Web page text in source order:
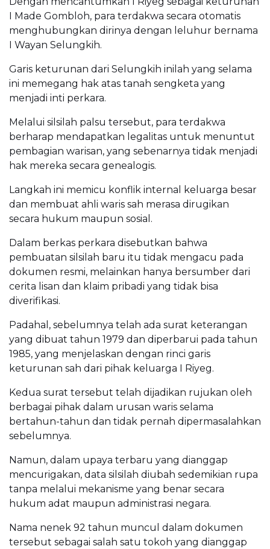
I Made Gombloh, para terdakwa secara otomatis
menghubungkan dirinya dengan leluhur bernama
I Wayan Selungkih.
Garis keturunan dari Selungkih inilah yang selama
ini memegang hak atas tanah sengketa yang
menjadi inti perkara.
Melalui silsilah palsu tersebut, para terdakwa
berharap mendapatkan legalitas untuk menuntut
pembagian warisan, yang sebenarnya tidak menjadi
hak mereka secara genealogis.
Langkah ini memicu konflik internal keluarga besar
dan membuat ahli waris sah merasa dirugikan
secara hukum maupun sosial.
Dalam berkas perkara disebutkan bahwa
pembuatan silsilah baru itu tidak mengacu pada
dokumen resmi, melainkan hanya bersumber dari
cerita lisan dan klaim pribadi yang tidak bisa
diverifikasi.
Padahal, sebelumnya telah ada surat keterangan
yang dibuat tahun 1979 dan diperbarui pada tahun
1985, yang menjelaskan dengan rinci garis
keturunan sah dari pihak keluarga I Riyeg.
Kedua surat tersebut telah dijadikan rujukan oleh
berbagai pihak dalam urusan waris selama
bertahun-tahun dan tidak pernah dipermasalahkan
sebelumnya.
Namun, dalam upaya terbaru yang dianggap
mencurigakan, data silsilah diubah sedemikian rupa
tanpa melalui mekanisme yang benar secara
hukum adat maupun administrasi negara.
Nama nenek 92 tahun muncul dalam dokumen
tersebut sebagai salah satu tokoh yang dianggap